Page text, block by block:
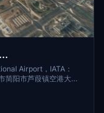
Airport，IATA：
简阳市芦葭镇空港大道
千米、西北距成都双
米，为4F级国际机场、
。 2015年9月28日，中